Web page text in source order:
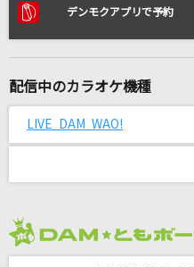
リアルタイムで
君がいた夏
未来予想図II
デンモクアプリで予約
配信中のカラオケ機種
LIVE DAM WAO!